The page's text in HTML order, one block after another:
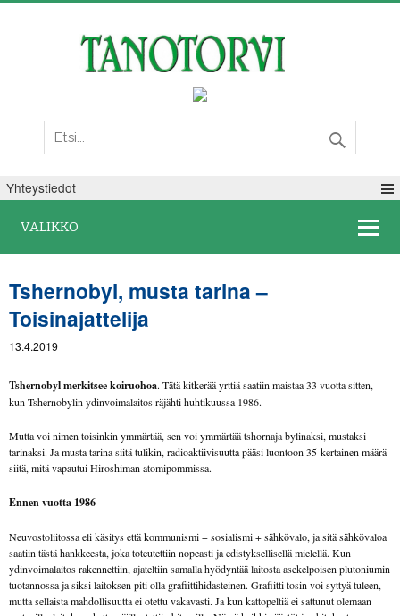
Yhteystiedot
VALIKKO
Tshernobyl, musta tarina –
Toisinajattelija
13.4.2019
Tshernobyl merkitsee koiruohoa. Tätä kitkerää yrttiä saatiin maistaa 33 vuotta sitten,
kun Tshernobylin ydinvoimalaitos räjähti huhtikuussa 1986.
Mutta voi nimen toisinkin ymmärtää, sen voi ymmärtää tshornaja bylinaksi, mustaksi
tarinaksi. Ja musta tarina siitä tulikin, radioaktiivisuutta pääsi luontoon 35-kertainen määrä
siitä, mitä vapautui Hiroshiman atomipommissa.
Ennen vuotta 1986
Neuvostoliitossa eli käsitys että kommunismi = sosialismi + sähkövalo, ja sitä sähkövaloa
saatiin tästä hankkeesta, joka toteutettiin nopeasti ja edistyksellisellä mielellä. Kun
ydinvoimalaitos rakennettiin, ajateltiin samalla hyödyntää laitosta asekelpoisen plutoniumin
tuotannossa ja siksi laitoksen piti olla grafiittihidasteinen. Grafiitti tosin voi syttyä tuleen,
mutta sellaista mahdollisuutta ei otettu vakavasti. Ja kun kattopeltiä ei sattunut olemaan